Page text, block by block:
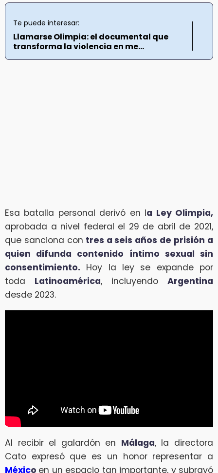
Te puede interesar:
Llamarse Olimpia: el documental que
transforma la violencia en me...
Esa batalla personal derivó en la Ley Olimpia,
aprobada a nivel federal el 29 de abril de 2021,
que sanciona con tres a seis años de prisión a
quien difunda contenido íntimo sexual sin
consentimiento. Hoy la ley se expande por
toda Latinoamérica, incluyendo Argentina
desde 2023.
Al recibir el galardón en Málaga, la directora
Cato expresó que es un honor representar a
México en un espacio tan importante, y subrayó